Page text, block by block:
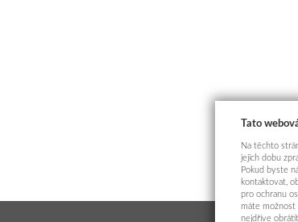
Tato
Na těchto
jejich dobu
Pokud byste
kontaktovat,
pro ochranu
máte možnost
nejdříve